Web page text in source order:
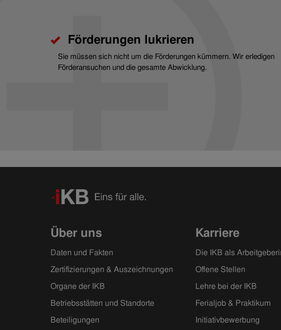
Förderungen lukrieren
Sie müssen sich nicht um die Förderungen kümmern. Wir erledigen
Förderansuchen und die gesamte Abwicklung.
Über uns
Daten und Fakten
Zertifizierungen & Auszeichnungen
Organe der IKB
Betriebsstätten und Standorte
Beteiligungen
Karriere
Die IKB als
Offene Stellen
Lehre bei der IKB
Ferialjob & Praktikum
Initiativbewerbung